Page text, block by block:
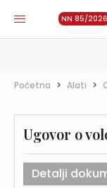
NN 85/2026
Početna > Alati >
Ugovor o
Detalji